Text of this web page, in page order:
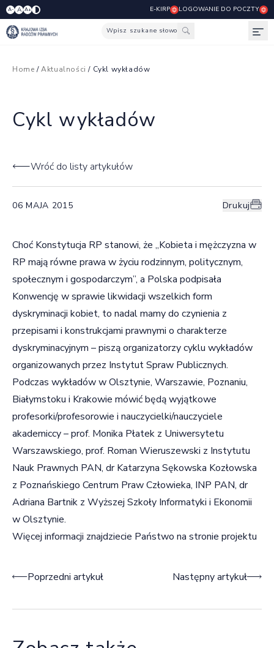
A- A A+ E-KIRP LOGOWANIE DO POCZTY
Wpisz szukane słowo
Home /Aktualności / Cykl wykładów
Cykl wykładów
Wróć do listy artykułów
06 MAJA 2015 Drukuj
Choć Konstytucja RP stanowi, że „Kobieta i mężczyzna w
RP mają równe prawa w życiu rodzinnym, politycznym,
społecznym i gospodarczym”, a Polska podpisała
Konwencję w sprawie likwidacji wszelkich form
dyskryminacji kobiet, to nadal mamy do czynienia z
przepisami i konstrukcjami prawnymi o charakterze
dyskryminacyjnym – piszą organizatorzy cyklu wykładów
organizowanych przez Instytut Spraw Publicznych.
Podczas wykładów w Olsztynie, Warszawie, Poznaniu,
Białymstoku i Krakowie mówić będą wyjątkowe
profesorki/profesorowie i nauczycielki/nauczyciele
akademiccy – prof. Monika Płatek z Uniwersytetu
Warszawskiego, prof. Roman Wieruszewski z Instytutu
Nauk Prawnych PAN, dr Katarzyna Sękowska Kozłowska
z Poznańskiego Centrum Praw Człowieka, INP PAN, dr
Adriana Bartnik z Wyższej Szkoły Informatyki i Ekonomii
w Olsztynie.
Więcej informacji znajdziecie Państwo na stronie projektu
Nawigacja wpisu
Poprzedni artykuł Następny artykuł